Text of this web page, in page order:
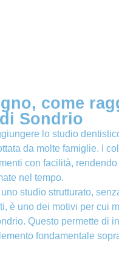
come
Sondrio
lo studio
da molte famiglie. I
con facilità,
nel tempo.
studio strutturato,
è uno dei motivi per cui
Questo permette di
fondamentale